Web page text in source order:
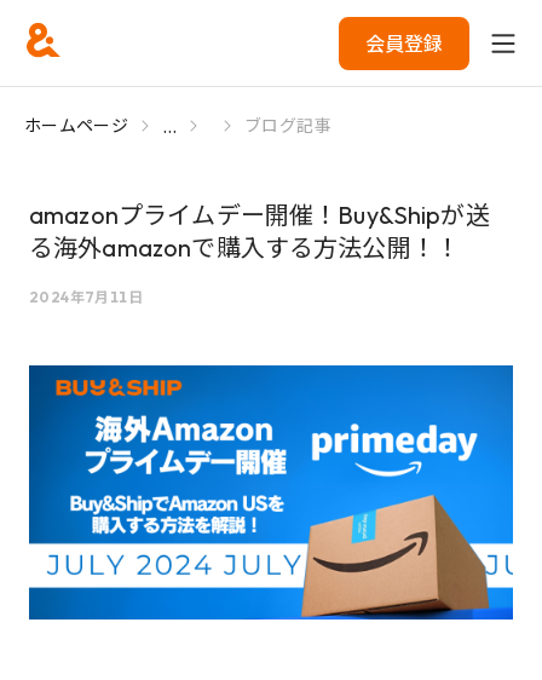
会員登録
ホームページ ... ブログ記事
amazonプライムデー開催！Buy&Shipが送
る海外amazonで購入する方法公開！！
2024年7月11日